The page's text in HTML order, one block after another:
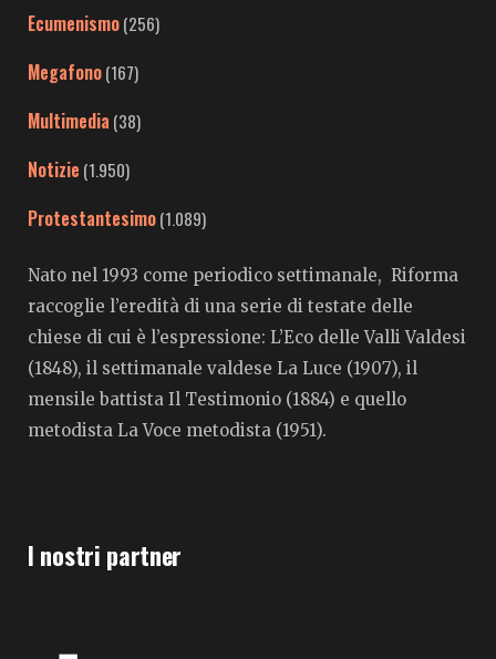
Ecumenismo(256)
Megafono(167)
Multimedia (38)
Notizie (1.950)
Protestantesimo(1.089)
Nato nel 1993 come periodico settimanale, Riforma
raccoglie l’eredità di una serie di testate delle
chiese di cui è l’espressione: L’Eco delle Valli Valdesi
(1848), il settimanale valdese La Luce (1907), il
mensile battista Il Testimonio (1884) e quello
metodista La Voce metodista (1951).
I nostri partner